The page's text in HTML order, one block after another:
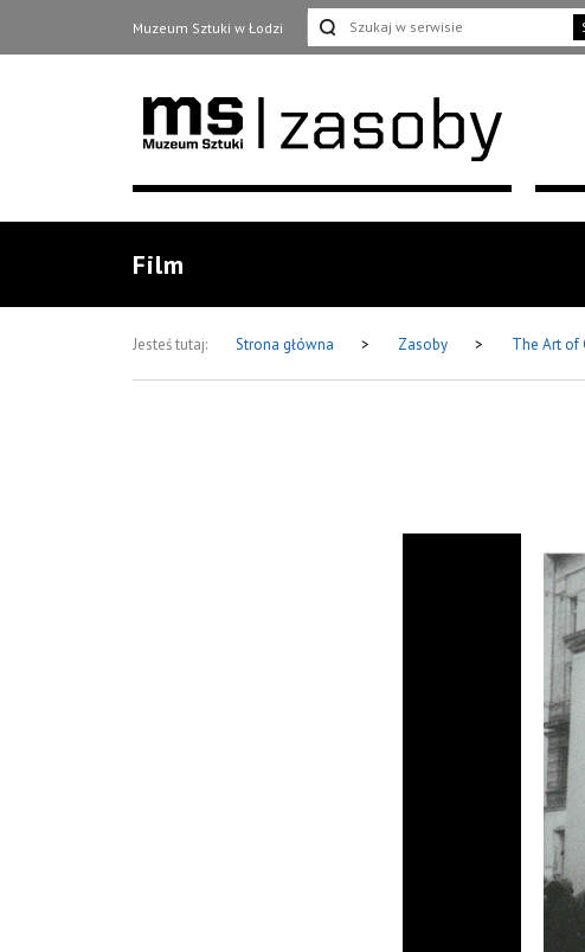
Muzeum Sztuki w Łodzi
Film
Jesteś tutaj: Strona główna > Zasoby > The Art of